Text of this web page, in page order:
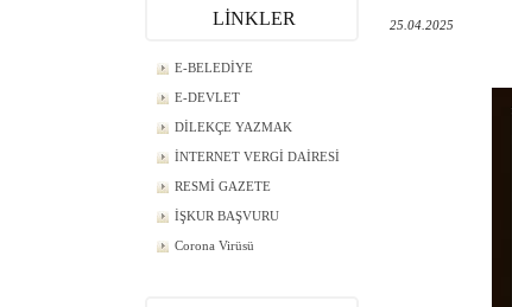
LİNKLER
E-BELEDİYE
E-DEVLET
DİLEKÇE YAZMAK
İNTERNET VERGİ DAİRESİ
RESMİ GAZETE
İŞKUR BAŞVURU
Corona Virüsü
25.04.2025